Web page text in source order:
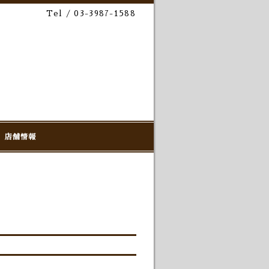
Tel / 03-3987-1588
店舗情報